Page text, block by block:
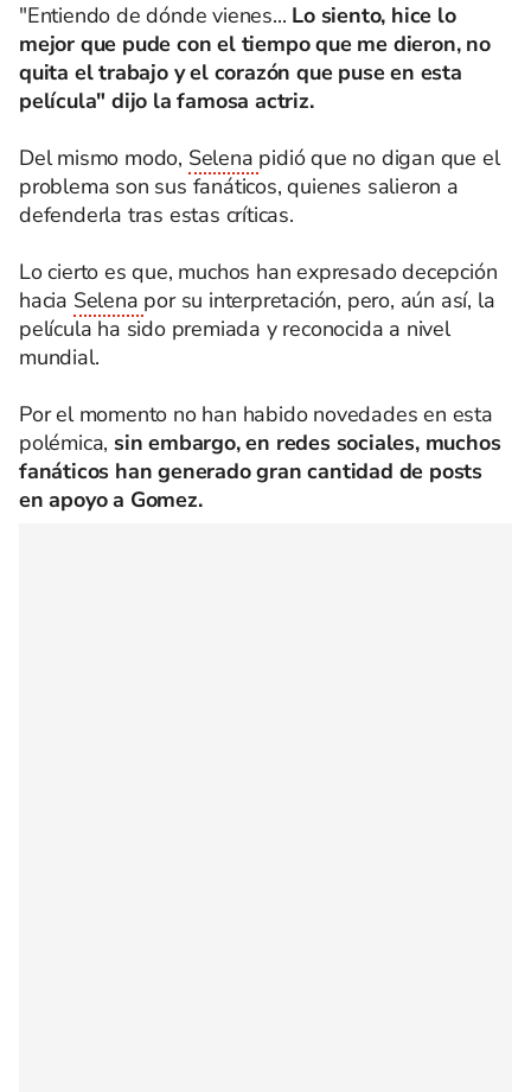
"Entiendo de dónde vienes... Lo siento, hice lo
mejor que pude con el tiempo que me dieron, no
quita el trabajo y el corazón que puse en esta
película" dijo la famosa actriz.
Del mismo modo, Selena pidió que no digan que el
problema son sus fanáticos, quienes salieron a
defenderla tras estas críticas.
Lo cierto es que, muchos han expresado decepción
hacia Selena por su interpretación, pero, aún así, la
película ha sido premiada y reconocida a nivel
mundial.
Por el momento no han habido novedades en esta
polémica, sin embargo, en redes sociales, muchos
fanáticos han generado gran cantidad de posts
en apoyo a Gomez.